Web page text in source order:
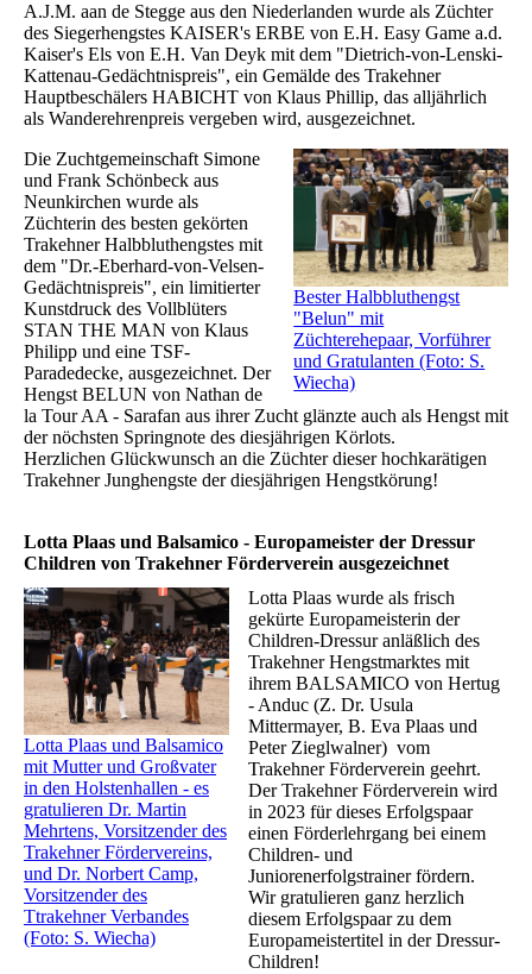
A.J.M. aan de Stegge aus den Niederlanden wurde als Züchter
des Siegerhengstes KAISER's ERBE von E.H. Easy Game a.d.
Kaiser's Els von E.H. Van Deyk mit dem "Dietrich-von-Lenski-
Kattenau-Gedächtnispreis", ein Gemälde des Trakehner
Hauptbeschälers HABICHT von Klaus Phillip, das alljährlich
als Wanderehrenpreis vergeben wird, ausgezeichnet.
Bester Halbbluthengst
"Belun" mit
Züchterehepaar, Vorführer
und Gratulanten (Foto: S.
Wiecha)
Die Zuchtgemeinschaft Simone
und Frank Schönbeck aus
Neunkirchen wurde als
Züchterin des besten gekörten
Trakehner Halbbluthengstes mit
dem "Dr.-Eberhard-von-Velsen-
Gedächtnispreis", ein limitierter
Kunstdruck des Vollblüters
STAN THE MAN von Klaus
Philipp und eine TSF-
Paradedecke, ausgezeichnet. Der
Hengst BELUN von Nathan de
la Tour AA - Sarafan aus ihrer Zucht glänzte auch als Hengst mit
der nöchsten Springnote des diesjährigen Körlots.
Herzlichen Glückwunsch an die Züchter dieser hochkarätigen
Trakehner Junghengste der diesjährigen Hengstkörung!
Lotta Plaas und Balsamico - Europameister der Dressur
Children von Trakehner Förderverein ausgezeichnet
Lotta Plaas und Balsamico
mit Mutter und Großvater
in den Holstenhallen - es
gratulieren Dr. Martin
Mehrtens, Vorsitzender des
Trakehner Fördervereins,
und Dr. Norbert Camp,
Vorsitzender des
Ttrakehner Verbandes
(Foto: S. Wiecha)
Lotta Plaas wurde als frisch
gekürte Europameisterin der
Children-Dressur anläßlich des
Trakehner Hengstmarktes mit
ihrem BALSAMICO von Hertug
- Anduc (Z. Dr. Usula
Mittermayer, B. Eva Plaas und
Peter Zieglwalner) vom
Trakehner Förderverein geehrt.
Der Trakehner Förderverein wird
in 2023 für dieses Erfolgspaar
einen Förderlehrgang bei einem
Children- und
Juniorenerfolgstrainer fördern.
Wir gratulieren ganz herzlich
diesem Erfolgspaar zu dem
Europameistertitel in der Dressur-
Children!